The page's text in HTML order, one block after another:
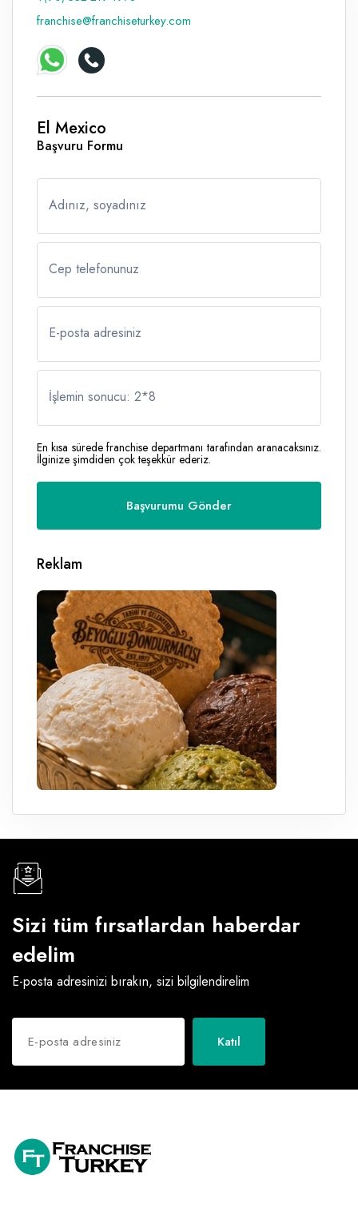
Raf ve Depo Sistemleri
Reklam - Tanıtım - PR ve İnternet
Seyahat - Rent A Car
Tabela - Dijital Baskı
franchise@franchiseturkey.com
El Mexico
Başvuru Formu
Adınız, soyadınız
Cep telefonunuz
E-posta adresiniz
İşlemin sonucu: 2*8
En kısa sürede franchise departmanı tarafından aranacaksınız.
İlginize şimdiden çok teşekkür ederiz.
Reklam
Sizi tüm fırsatlardan haberdar
edelim
E-posta adresinizi bırakın, sizi bilgilendirelim
Katıl